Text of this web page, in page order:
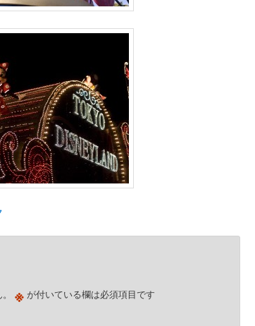
※が付いている欄は必須項目です